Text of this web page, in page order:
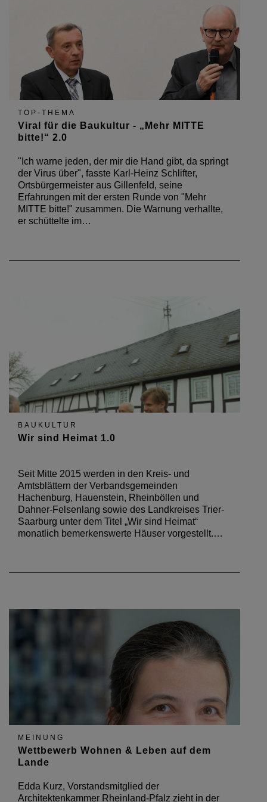
TOP-THEMA
Viral für die Baukultur - „Mehr MITTE
bitte!“ 2.0
"Ich warne jeden, der mir die Hand gibt, da springt
der Virus über", fasste Karl-Heinz Schlifter,
Ortsbürgermeister aus Gillenfeld, seine
Erfahrungen mit der ersten Runde von "Mehr
MITTE bitte!" zusammen. Die Warnung verhallte,
er schüttelte im…
BAUKULTUR
Wir sind Heimat 1.0
Seit Mitte 2015 werden in den Kreis- und
Amtsblättern der Verbandsgemeinden
Hachenburg, Hauenstein, Rheinböllen und
Dahner-Felsenlang sowie des Landkreises Trier-
Saarburg unter dem Titel „Wir sind Heimat“
monatlich bemerkenswerte Häuser vorgestellt.…
MEINUNG
Wettbewerb Wohnen & Leben auf dem
Lande
Edda Kurz, Vorstandsmitglied der
Architektenkammer Rheinland-Pfalz zieht in der